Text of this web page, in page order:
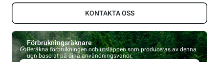
KONTAKTA OSS
Förbrukningsräknare
Beräkna förbrukningen och utsläppen som produceras av denna
ugn baserat på dina användningsvanor.